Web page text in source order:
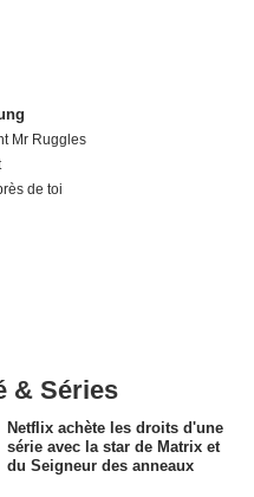
Mr Ruggles
de toi
& Séries
Netflix achète les droits d'une
série avec la star de Matrix et
du Seigneur des anneaux